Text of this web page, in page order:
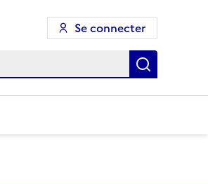
Se connecter